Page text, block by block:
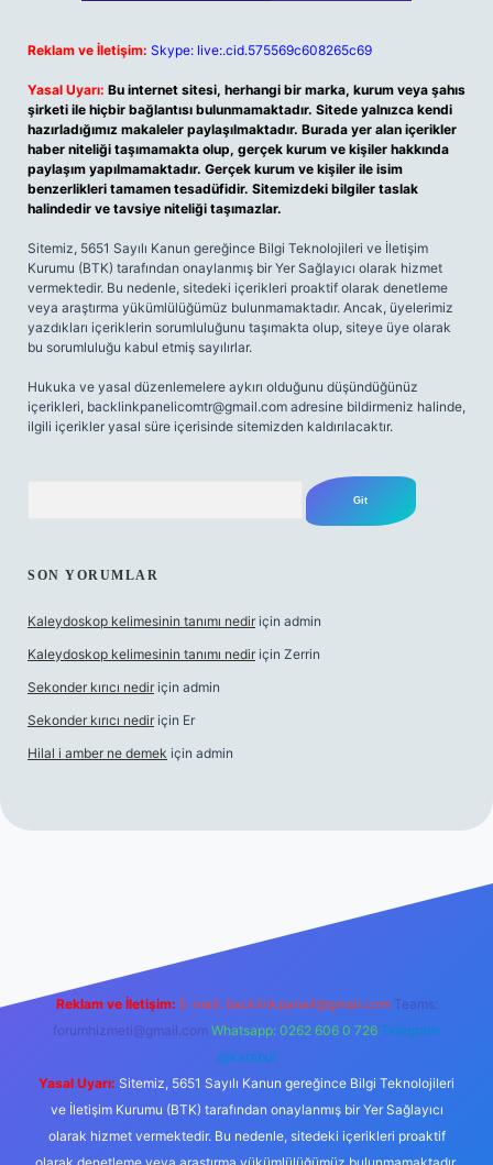
Reklam ve İletişim: Skype: live:.cid.575569c608265c69
Yasal Uyarı: Bu internet sitesi, herhangi bir marka, kurum veya şahıs
şirketi ile hiçbir bağlantısı bulunmamaktadır. Sitede yalnızca kendi
hazırladığımız makaleler paylaşılmaktadır. Burada yer alan içerikler
haber niteliği taşımamakta olup, gerçek kurum ve kişiler hakkında
paylaşım yapılmamaktadır. Gerçek kurum ve kişiler ile isim
benzerlikleri tamamen tesadüfidir. Sitemizdeki bilgiler taslak
halindedir ve tavsiye niteliği taşımazlar.
Sitemiz, 5651 Sayılı Kanun gereğince Bilgi Teknolojileri ve İletişim
Kurumu (BTK) tarafından onaylanmış bir Yer Sağlayıcı olarak hizmet
vermektedir. Bu nedenle, sitedeki içerikleri proaktif olarak denetleme
veya araştırma yükümlülüğümüz bulunmamaktadır. Ancak, üyelerimiz
yazdıkları içeriklerin sorumluluğunu taşımakta olup, siteye üye olarak
bu sorumluluğu kabul etmiş sayılırlar.
Hukuka ve yasal düzenlemelere aykırı olduğunu düşündüğünüz
içerikleri, backlinkpanelicomtr@gmail.com adresine bildirmeniz halinde,
ilgili içerikler yasal süre içerisinde sitemizden kaldırılacaktır.
SON YORUMLAR
Kaleydoskop kelimesinin tanımı nedir için admin
Kaleydoskop kelimesinin tanımı nedir için Zerrin
Sekonder kırıcı nedir için admin
Sekonder kırıcı nedir için Er
Hilal i amber ne demek için admin
Reklam ve İletişim: E-mail: backlinkpaneli@gmail.com Teams:
forumhizmeti@gmail.com Whatsapp: 0262 606 0 726 Telegram:
@karabul
Yasal Uyarı: Sitemiz, 5651 Sayılı Kanun gereğince Bilgi Teknolojileri
ve İletişim Kurumu (BTK) tarafından onaylanmış bir Yer Sağlayıcı
olarak hizmet vermektedir. Bu nedenle, sitedeki içerikleri proaktif